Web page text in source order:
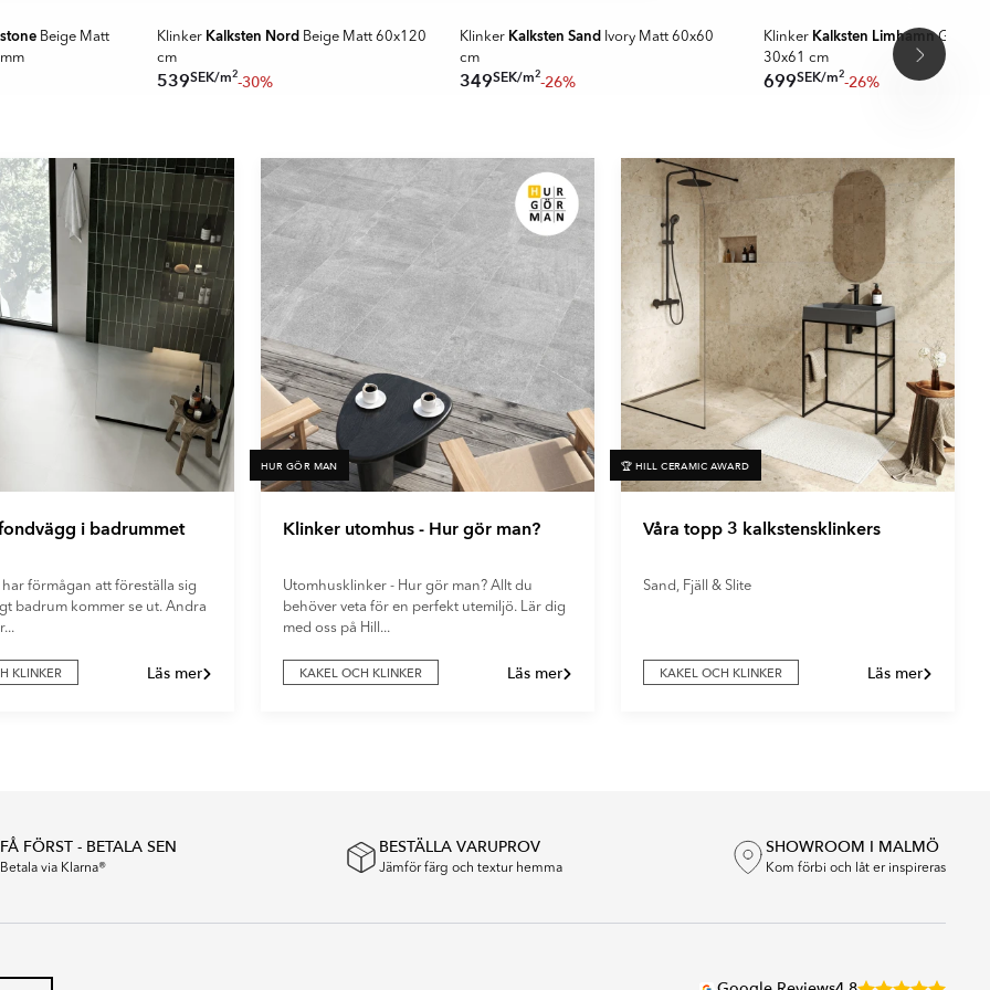
Beige Matt
Klinker Kalksten Nord Beige Matt 60x120
cm
539SEK/m2-30%
Klinker Kalksten Sand Ivory Matt 60x60
cm
349SEK/m2-26%
Klinker Kalksten LimhamnGrå
30x61 cm
699SEK/m2-26%
i badrummet
har förmågan att föreställa sig
badrum kommer se ut. Andra
KLINKER Läs mer
HUR GÖR MAN
Klinker utomhus - Hur gör man?
Utomhusklinker - Hur gör man? Allt du
behöver veta för en perfekt utemiljö. Lär dig
med oss på Hill...
KAKEL OCH KLINKER Läs mer
🏆 HILL CERAMIC AWARD
Våra topp 3 kalkstensklinkers
Sand, Fjäll & Slite
KAKEL OCH KLINKER Läs mer
FÅ FÖRST - BETALA SEN
Betala via Klarna®
BESTÄLLA VARUPROV
Jämför färg och textur hemma
SHOWROOM I MALMÖ
Kom förbi och låt er inspireras